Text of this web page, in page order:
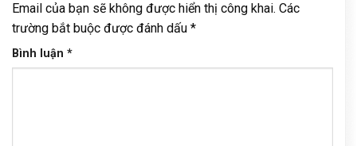
Email của bạn sẽ không được hiển thị công khai. Các
trường bắt buộc được đánh dấu *
Bình luận *